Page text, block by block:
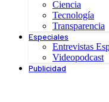
Ciencia
Tecnología
Transparencia
Especiales
Entrevistas
Videopodcast
Publicidad